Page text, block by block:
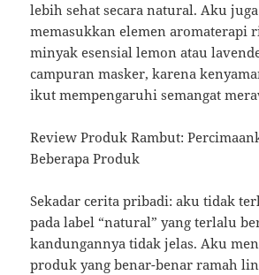
lebih sehat secara natural. Aku
memasukkan elemen aromaterapi
minyak esensial lemon atau
campuran masker, karena
ikut mempengaruhi semangat
Review Produk Rambut:
Beberapa Produk
Sekadar cerita pribadi: aku tidak
pada label “natural” yang terlalu
kandungannya tidak jelas. Aku
produk yang benar-benar ramah